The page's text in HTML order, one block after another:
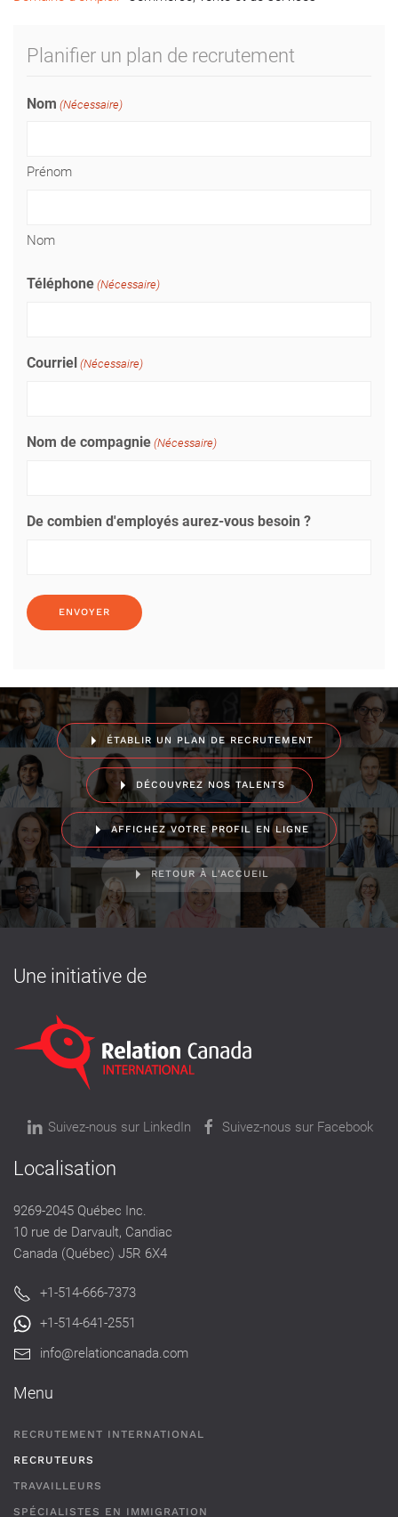
Planifier un plan de recrutement
Nom (Nécessaire)
Prénom
Nom
Téléphone (Nécessaire)
Courriel (Nécessaire)
Nom de compagnie (Nécessaire)
De combien d'employés aurez-vous besoin ?
ÉTABLIR UN PLAN DE RECRUTEMENT
DÉCOUVREZ NOS TALENTS
AFFICHEZ VOTRE PROFIL EN LIGNE
RETOUR À L'ACCUEIL
Une initiative de
Suivez-nous sur LinkedIn Suivez-nous sur Facebook
Localisation
9269-2045 Québec Inc.
10 rue de Darvault, Candiac
Canada (Québec) J5R 6X4
+1-514-666-7373
+1-514-641-2551
info@relationcanada.com
Menu
RECRUTEMENT INTERNATIONAL
RECRUTEURS
TRAVAILLEURS
SPÉCIALISTES EN IMMIGRATION